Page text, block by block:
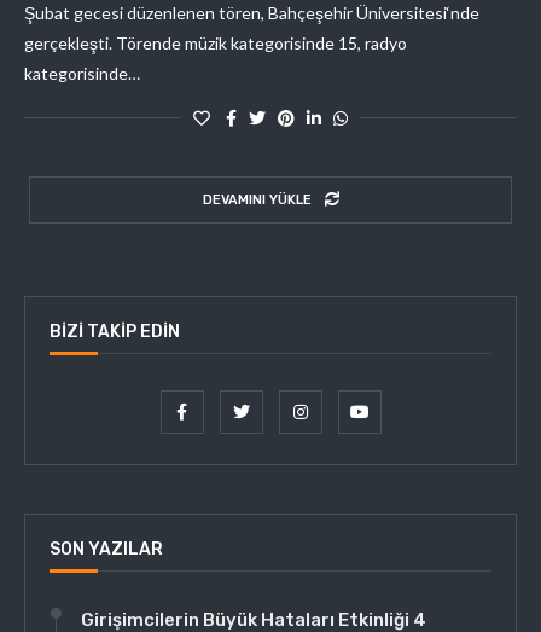
Şubat gecesi düzenlenen tören, Bahçeşehir Üniversitesi‘nde
gerçekleşti. Törende müzik kategorisinde 15, radyo
kategorisinde…
DEVAMINI YÜKLE
BIZI TAKIP EDIN
SON YAZILAR
Girişimcilerin Büyük Hataları Etkinliği 4